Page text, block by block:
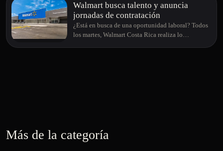
Walmart busca talento y anuncia
jornadas de contratación
¿Está en busca de una oportunidad laboral? Todos
los martes, Walmart Costa Rica realiza lo…
Más de la categoría